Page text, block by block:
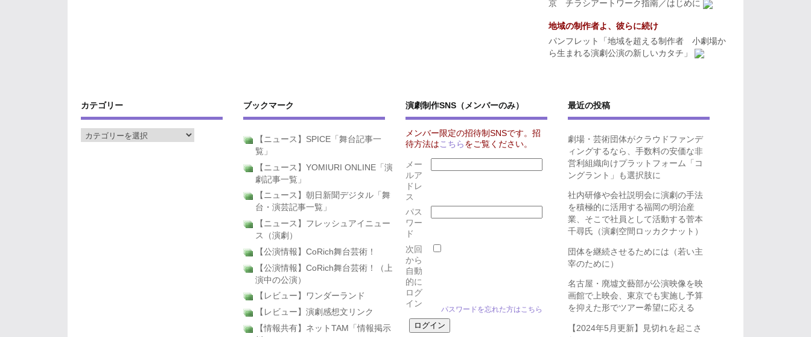
京 チラシアートワーク指南／はじめに
地域の制作者よ、彼らに続け
パンフレット「地域を超える制作者 小劇場か
ら生まれる演劇公演の新しいカタチ」
カテゴリー ブックマーク
【ニュース】SPICE「舞台記事一
覧」
【ニュース】YOMIURI ONLINE「演
劇記事一覧」
【ニュース】朝日新聞デジタル「舞
台・演芸記事一覧」
【ニュース】フレッシュアイニュー
ス（演劇）
【公演情報】CoRich舞台芸術！
【公演情報】CoRich舞台芸術！（上
演中の公演）
【レビュー】ワンダーランド
【レビュー】演劇感想文リンク
【情報共有】ネットTAM「情報掲示
演劇制作SNS（メンバーのみ）
メンバー限定の招待制SNSです。招
待方法は こちら をご覧ください。
メー
ルア
ドレ
ス
パス
ワー
ド
次回
から
自動
的に
ログ
イン
パスワードを忘れた方はこちら
最近の投稿
劇場・芸術団体がクラウドファンデ
ィングするなら、手数料の安価な非
営利組織向けプラットフォーム「コ
ングラント」も選択肢に
社内研修や会社説明会に演劇の手法
を積極的に活用する福岡の明治産
業、そこで社員として活動する菅本
千尋氏（演劇空間ロッカクナット）
団体を継続させるためには（若い主
宰のために）
名古屋・廃墟文藝部が公演映像を映
画館で上映会、東京でも実施し予算
を抑えた形でツアー希望に応える
【2024年5月更新】見切れを起こさ